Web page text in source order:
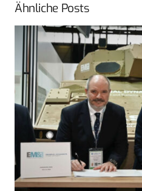
Ähnliche Posts